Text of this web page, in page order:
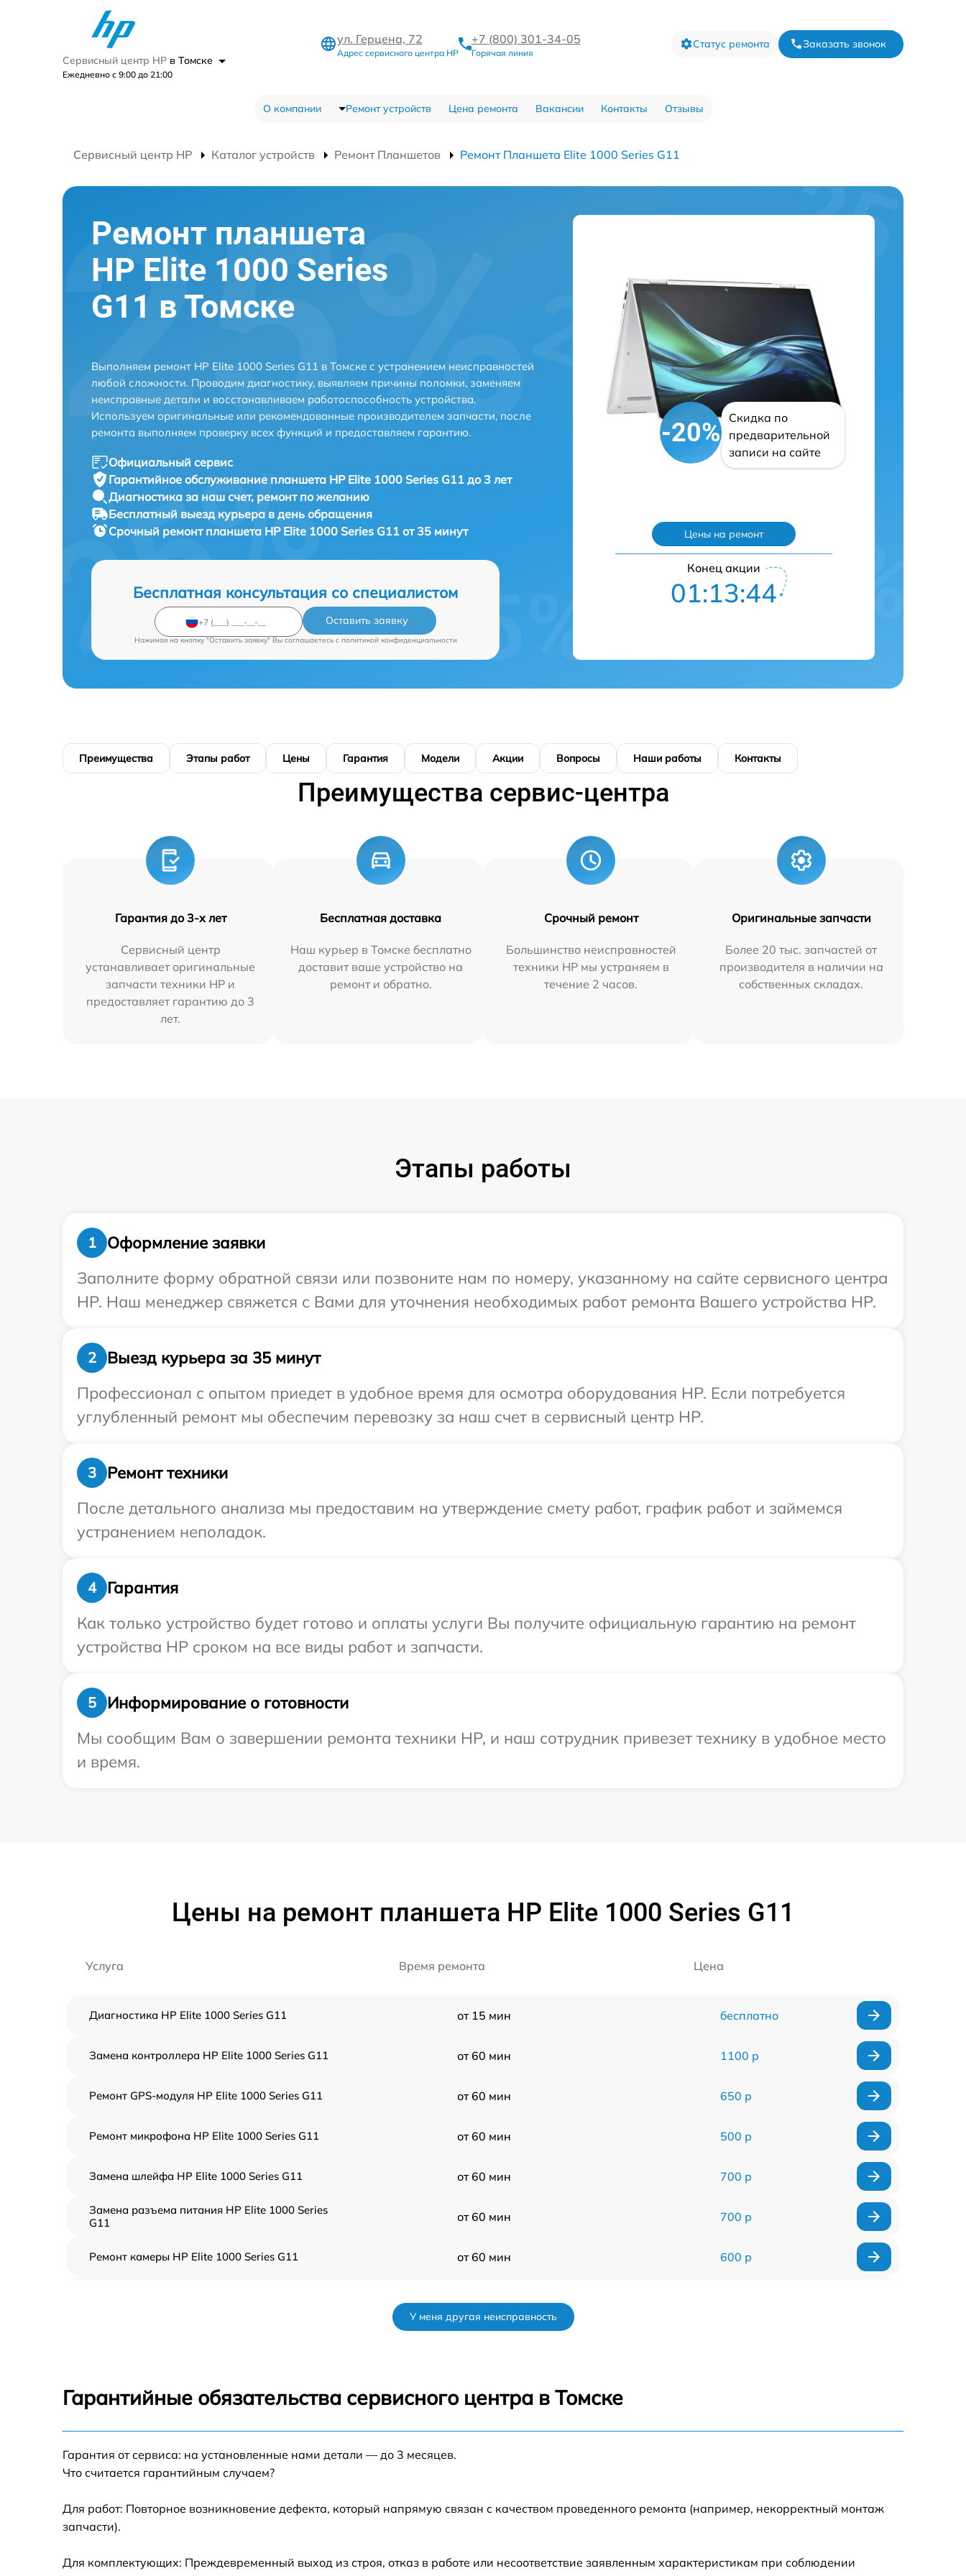
Сервисный центр HP в Томске
Ежедневно с 9:00 до 21:00
ул. Герцена, 72
Адрес сервисного центра HP
+7 (800) 301-34-05
Горячая линия
Статус ремонта Заказать звонок
О компании Ремонт устройств Цена ремонта Вакансии Контакты Отзывы
Сервисный центр HP Каталог устройств Ремонт Планшетов Ремонт Планшета Elite 1000 Series G11
Ремонт планшета
HP Elite 1000 Series
G11 в Томске
Выполняем ремонт HP Elite 1000 Series G11 в Томске с устранением неисправностей
любой сложности. Проводим диагностику, выявляем причины поломки, заменяем
неисправные детали и восстанавливаем работоспособность устройства.
Используем оригинальные или рекомендованные производителем запчасти, после
ремонта выполняем проверку всех функций и предоставляем гарантию.
Официальный сервис
Гарантийное обслуживание планшета HP Elite 1000 Series G11 до 3 лет
Диагностика за наш счет, ремонт по желанию
Бесплатный выезд курьера в день обращения
Срочный ремонт планшета HP Elite 1000 Series G11 от 35 минут
Бесплатная консультация со специалистом
Оставить заявку
Нажимая на кнопку "Оставить заявку" Вы соглашаетесь c политикой конфиденциальности
-20%
Скидка по
предварительной
записи на сайте
Цены на ремонт
Конец акции
01:13:43
Преимущества Этапы работ Цены Гарантия Модели Акции Вопросы Наши работы Контакты
Преимущества сервис-центра
Гарантия до 3-х лет
Сервисный центр
устанавливает оригинальные
запчасти техники HP и
предоставляет гарантию до 3
лет.
Бесплатная доставка
Наш курьер в Томске бесплатно
доставит ваше устройство на
ремонт и обратно.
Срочный ремонт
Большинство неисправностей
техники HP мы устраняем в
течение 2 часов.
Оригинальные запчасти
Более 20 тыс. запчастей от
производителя в наличии на
собственных складах.
Этапы работы
1
Оформление заявки
Заполните форму обратной связи или позвоните нам по номеру, указанному на сайте сервисного центра
HP. Наш менеджер свяжется с Вами для уточнения необходимых работ ремонта Вашего устройства HP.
2
Выезд курьера за 35 минут
Профессионал с опытом приедет в удобное время для осмотра оборудования HP. Если потребуется
углубленный ремонт мы обеспечим перевозку за наш счет в сервисный центр HP.
3
Ремонт техники
После детального анализа мы предоставим на утверждение смету работ, график работ и займемся
устранением неполадок.
4
Гарантия
Как только устройство будет готово и оплаты услуги Вы получите официальную гарантию на ремонт
устройства HP сроком на все виды работ и запчасти.
5
Информирование о готовности
Мы сообщим Вам о завершении ремонта техники HP, и наш сотрудник привезет технику в удобное место
и время.
Цены на ремонт планшета HP Elite 1000 Series G11
Услуга Время ремонта Цена
Диагностика HP Elite 1000 Series G11 от 15 мин бесплатно
Замена контроллера HP Elite 1000 Series G11 от 60 мин 1100 р
Ремонт GPS-модуля HP Elite 1000 Series G11 от 60 мин 650 р
Ремонт микрофона HP Elite 1000 Series G11 от 60 мин 500 р
Замена шлейфа HP Elite 1000 Series G11 от 60 мин 700 р
Замена разъема питания HP Elite 1000 Series
G11
от 60 мин 700 р
Ремонт камеры HP Elite 1000 Series G11 от 60 мин 600 р
Замена дисплея (экрана) HP Elite 1000 Series
Замена аккумулятора HP Elite 1000 Series
Замена платы управления (мат.платы, мейн
У меня другая неисправность
Гарантийные обязательства сервисного центра в Томске
Гарантия от сервиса: на установленные нами детали — до 3 месяцев.
Что считается гарантийным случаем?
Для работ: Повторное возникновение дефекта, который напрямую связан с качеством проведенного ремонта (например, некорректный монтаж
запчасти).
Для комплектующих: Преждевременный выход из строя, отказ в работе или несоответствие заявленным характеристикам при соблюдении